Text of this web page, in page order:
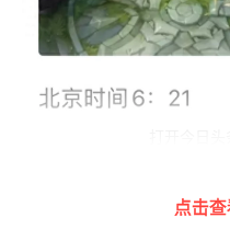
事件的主角是一位
爷在VG轮换的中单
点击